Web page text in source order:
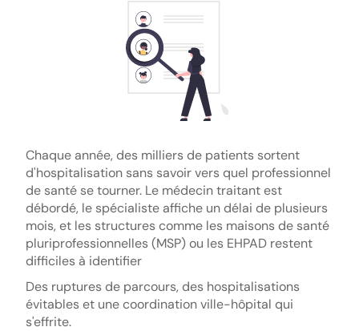
Chaque année, des milliers de patients sortent
d'hospitalisation sans savoir vers quel professionnel
de santé se tourner. Le médecin traitant est
débordé, le spécialiste affiche un délai de plusieurs
mois, et les structures comme les maisons de santé
pluriprofessionnelles (MSP) ou les EHPAD restent
difficiles à identifier
Des ruptures de parcours, des hospitalisations
évitables et une coordination ville-hôpital qui
s'effrite.